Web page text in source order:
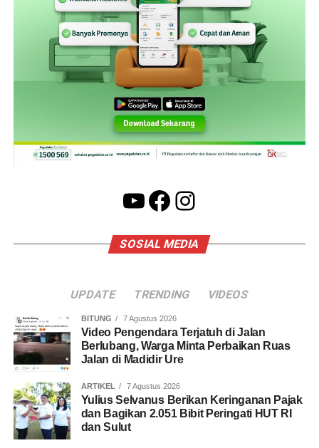
YouTube
Facebook
Instagram
SOSIAL MEDIA
UPDATE TRENDING VIDEOS
BITUNG 7 Agustus 2026
Video Pengendara Terjatuh di Jalan
Berlubang, Warga Minta Perbaikan Ruas
Jalan di Madidir Ure
ARTIKEL 7 Agustus 2026
Yulius Selvanus Berikan Keringanan Pajak
dan Bagikan 2.051 Bibit Peringati HUT RI
dan Sulut